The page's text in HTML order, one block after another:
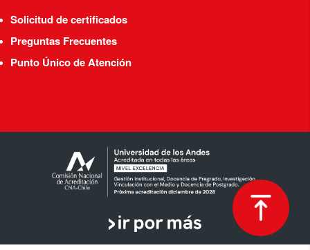
Solicitud de certificados
Preguntas Frecuentes
Punto Único de Atención